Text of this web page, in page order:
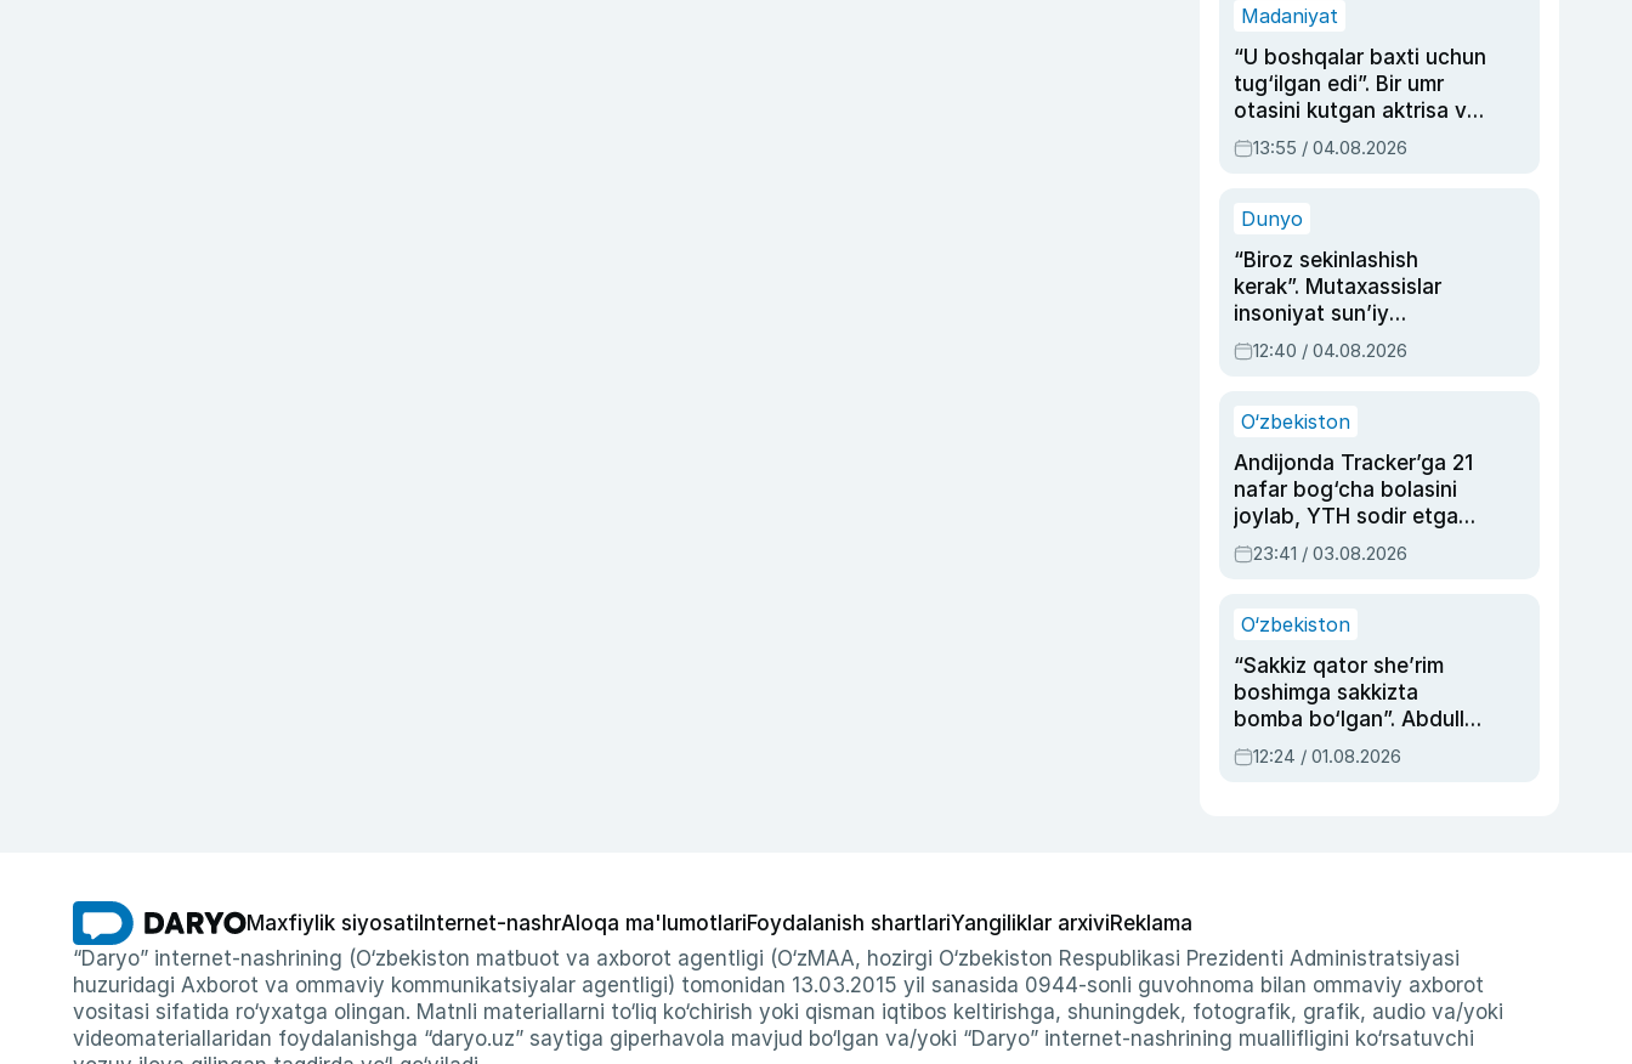
Madaniyat
“U boshqalar baxti uchun
tug‘ilgan edi”. Bir umr
otasini kutgan aktrisa va
dublyaj ustasi Rimma
Ahmedovaning
13:55 / 04.08.2026
Dunyo
“Biroz sekinlashish
kerak”. Mutaxassislar
insoniyat sun’iy
intellektni boshqara
olmay qolishidan xavotir
12:40 / 04.08.2026
O‘zbekiston
Andijonda Tracker’ga 21
nafar bog‘cha bolasini
joylab, YTH sodir etgan
ayolga sud hukmi o‘qildi
23:41 / 03.08.2026
O‘zbekiston
“Sakkiz qator she’rim
boshimga sakkizta
bomba bo‘lgan”. Abdulla
Oripovni siyosiy
ayblovlardan asrab
12:24 / 01.08.2026
Maxfiylik siyosati Internet-nashrAloqa ma'lumotlariFoydalanish shartlariYangiliklar arxiviReklama
“Daryo” internet-nashrining (O‘zbekiston matbuot va axborot agentligi (O‘zMAA, hozirgi O‘zbekiston Respublikasi Prezidenti Administratsiyasi
huzuridagi Axborot va ommaviy kommunikatsiyalar agentligi) tomonidan 13.03.2015 yil sanasida 0944-sonli guvohnoma bilan ommaviy axborot
vositasi sifatida ro‘yxatga olingan. Matnli materiallarni to‘liq ko‘chirish yoki qisman iqtibos keltirishga, shuningdek, fotografik, grafik, audio va/yoki
videomateriallaridan foydalanishga “daryo.uz” saytiga giperhavola mavjud bo‘lgan va/yoki “Daryo” internet-nashrining muallifligini ko‘rsatuvchi